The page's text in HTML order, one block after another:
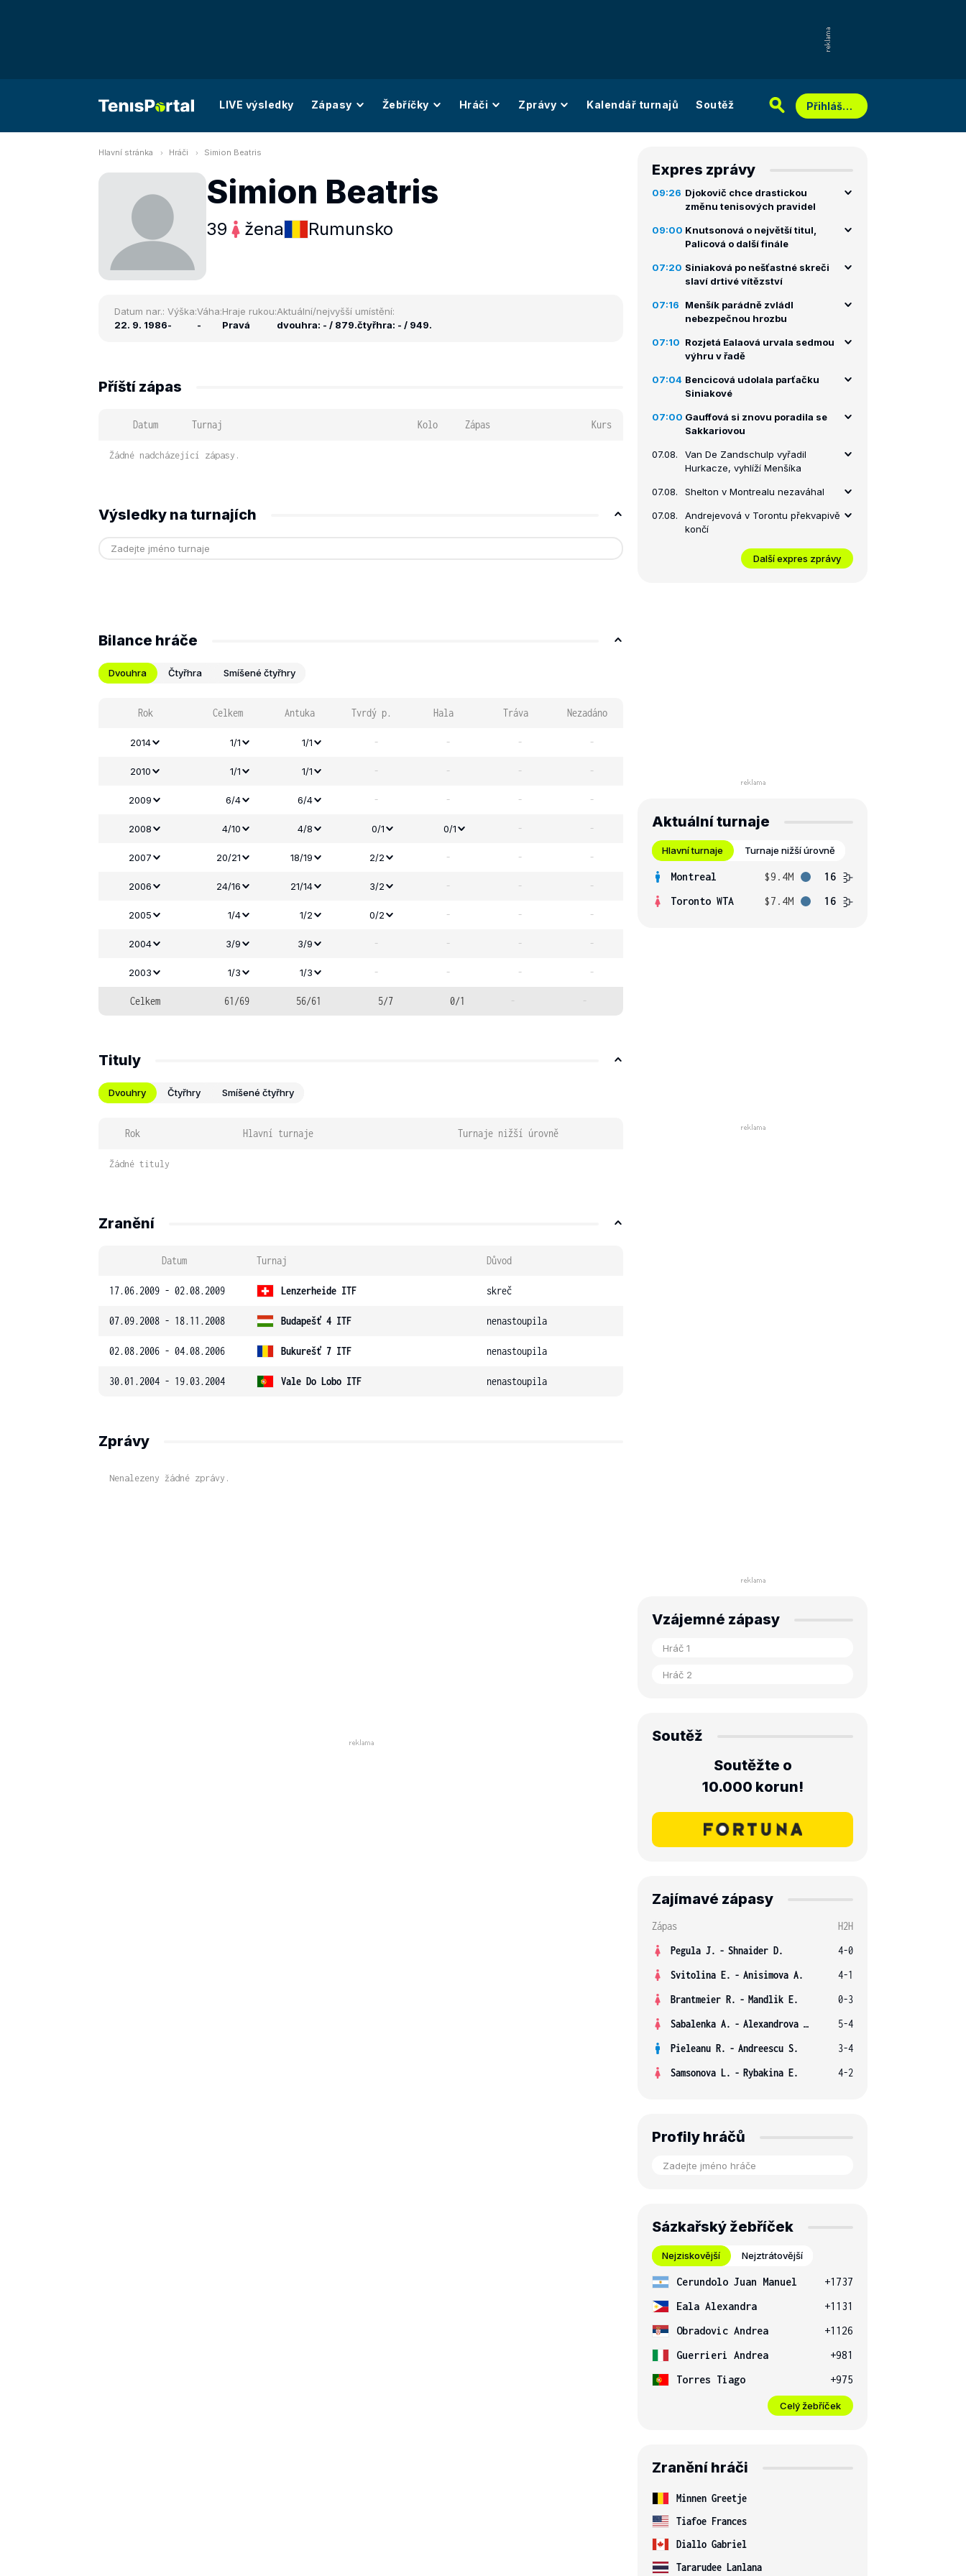
LIVE výsledky Zápasy Žebříčky Hráči Zprávy Kalendář turnajů Soutěž Přihlášení
Hlavní stránka Hráči Simion Beatris
Simion Beatris
39 žena Rumunsko
Datum nar.:
22. 9. 1986
Výška:
-
Váha:
-
Hraje rukou:
Pravá
Aktuální/nejvyšší umístění:
dvouhra: - / 879.čtyřhra: - / 949.
Příští zápas
Datum Turnaj Kolo Zápas Kurs
Žádné nadcházející zápasy.
Výsledky na turnajích
Bilance hráče
Dvouhra Čtyřhra Smíšené čtyřhry
Rok Celkem Antuka Tvrdý p. Hala Tráva Nezadáno
2014 1/1 1/1 - - - -
2010 1/1 1/1 - - - -
2009 6/4 6/4 - - - -
2008 4/10 4/8 0/1 0/1 - -
2007 20/21 18/19 2/2 - - -
2006 24/16 21/14 3/2 - - -
2005 1/4 1/2 0/2 - - -
2004 3/9 3/9 - - - -
2003 1/3 1/3 - - - -
Celkem 61/69 56/61 5/7 0/1 - -
Tituly
Dvouhry Čtyřhry Smíšené čtyřhry
Rok Hlavní turnaje Turnaje nižší úrovně
Žádné tituly
Zranění
Datum Turnaj Důvod
17.06.2009 - 02.08.2009 Lenzerheide ITF skreč
07.09.2008 - 18.11.2008 Budapešť 4 ITF nenastoupila
02.08.2006 - 04.08.2006 Bukurešť 7 ITF nenastoupila
30.01.2004 - 19.03.2004 Vale Do Lobo ITF nenastoupila
Zprávy
Nenalezeny žádné zprávy.
Expres zprávy
09:26 Djokovič chce drastickou
změnu tenisových pravidel
09:00 Knutsonová o největší titul,
Palicová o další finále
07:20 Siniaková po nešťastné skreči
slaví drtivé vítězství
07:16
Menšík parádně zvládl
nebezpečnou hrozbu
07:10 Rozjetá Ealaová urvala sedmou
výhru v řadě
07:04 Bencicová udolala parťačku
Siniakové
07:00 Gauffová si znovu poradila se
Sakkariovou
07.08.
Van De Zandschulp vyřadil
Hurkacze, vyhlíží Menšíka
07.08. Shelton v Montrealu nezaváhal
07.08.
Andrejevová v Torontu překvapivě
končí
Další expres zprávy
Aktuální turnaje
Hlavní turnaje Turnaje nižší úrovně
Montreal $9.4M
16
Toronto WTA
$7.4M 16
Vzájemné zápasy
Soutěž
Soutěžte o
10.000 korun!
Zajímavé zápasy
Zápas
H2H
Pegula J. - Shnaider D.
4-0
Svitolina E. - Anisimova A.
4-1
Brantmeier R. - Mandlik E.
0-3
Sabalenka A. - Alexandrova E.
5-4
Pieleanu R. - Andreescu S.
3-4
Samsonova L. - Rybakina E. 4-2
Profily hráčů
Sázkařský žebříček
Nejziskovější Nejztrátovější
Cerundolo Juan Manuel
+1737
Eala Alexandra
+1131
Obradovic Andrea
+1126
Guerrieri Andrea
+981
Torres Tiago
+975
Celý žebříček
Zranění hráči
Minnen Greetje
Tiafoe Frances
Diallo Gabriel
Tararudee Lanlana